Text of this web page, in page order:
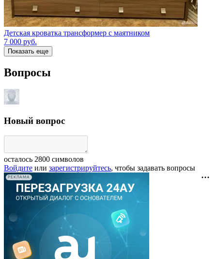
Детская кроватка трансформер с маятником
7 000 руб.
Показать еще
Вопросы
Новый вопрос
осталось 2800 символов
Войдите или зарегистрируйтесь, чтобы задавать вопросы
РЕКЛАМА